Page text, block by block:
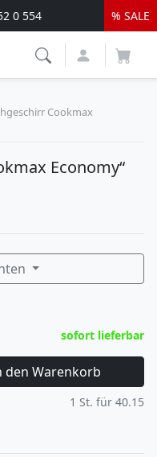
0 554 % SALE
Cookmax
Economy“
sofort lieferbar
den Warenkorb
1 St. für 40.15